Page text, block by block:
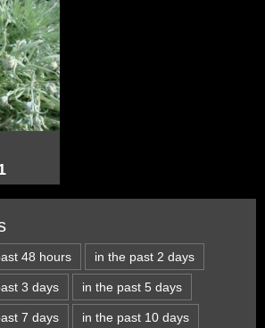
48 hours in the past 2 days
3 days in the past 5 days
7 days in the past 10 days